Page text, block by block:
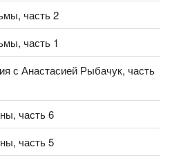
часть 2
часть 1
с Анастасией Рыбачук, часть
часть 6
часть 5